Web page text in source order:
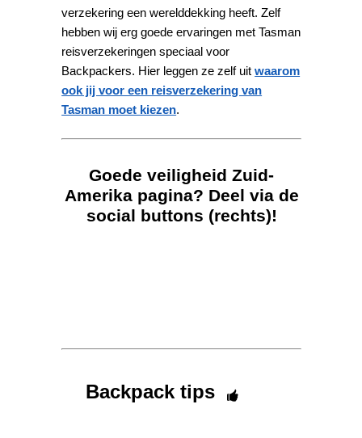
verzekering een werelddekking heeft. Zelf
hebben wij erg goede ervaringen met Tasman
reisverzekeringen speciaal voor
Backpackers. Hier leggen ze zelf uitwaarom
ook jij voor een reisverzekering van
Tasman moet kiezen.
Goede veiligheid Zuid-
Amerika pagina? Deel via de
social buttons (rechts)!
Backpack tips